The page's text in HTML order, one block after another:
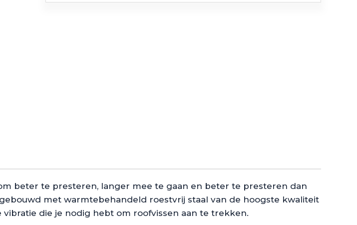
beter te presteren, langer mee te gaan en beter te presteren dan
met warmtebehandeld roestvrij staal van de hoogste kwaliteit
die je nodig hebt om roofvissen aan te trekken.